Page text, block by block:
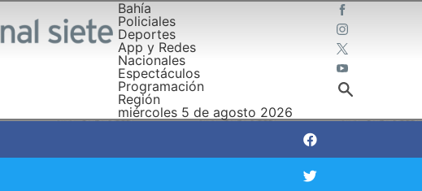
Bahía
Policiales
Deportes
App y Redes
Nacionales
Espectáculos
Programación
Región
miércoles 5 de agosto 2026
accidentada en Río Negro y Chile: